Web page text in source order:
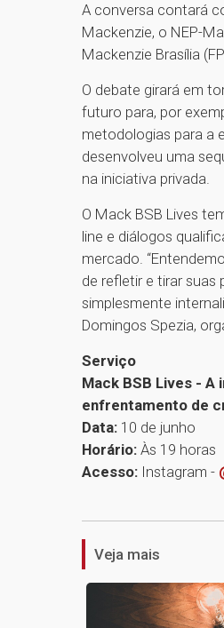
A conversa contará
Mackenzie, o NEP-
Mackenzie Brasília
O debate girará em
futuro para, por
metodologias para a
desenvolveu uma
na iniciativa privada.
O Mack BSB Lives
line e diálogos
mercado.
de refletir e tirar
simplesmente
Domingos Spezia,
Serviço
Mack BSB Lives -
enfrentamento de
Data: 10 de junho
Horário: Às 19 horas
Acesso: Instagram -
Veja mais